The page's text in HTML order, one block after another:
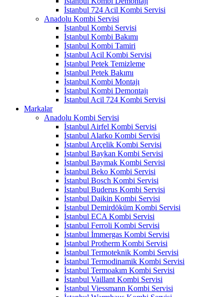
İstanbul 724 Acil Kombi Servisi
Anadolu Kombi Servisi
İstanbul Kombi Servisi
İstanbul Kombi Bakımı
İstanbul Kombi Tamiri
İstanbul Acil Kombi Servisi
İstanbul Petek Temizleme
İstanbul Petek Bakımı
İstanbul Kombi Montajı
İstanbul Kombi Demontajı
İstanbul Acil 724 Kombi Servisi
Markalar
Anadolu Kombi Servisi
İstanbul Airfel Kombi Servisi
İstanbul Alarko Kombi Servisi
İstanbul Arçelik Kombi Servisi
İstanbul Baykan Kombi Servisi
İstanbul Baymak Kombi Servisi
İstanbul Beko Kombi Servisi
İstanbul Bosch Kombi Servisi
İstanbul Buderus Kombi Servisi
İstanbul Daikin Kombi Servisi
İstanbul Demirdöküm Kombi Servisi
İstanbul ECA Kombi Servisi
İstanbul Ferroli Kombi Servisi
İstanbul İmmergas Kombi Servisi
İstanbul Protherm Kombi Servisi
İstanbul Termoteknik Kombi Servisi
İstanbul Termodinamik Kombi Servisi
İstanbul Termoakım Kombi Servisi
İstanbul Vaillant Kombi Servisi
İstanbul Viessmann Kombi Servisi